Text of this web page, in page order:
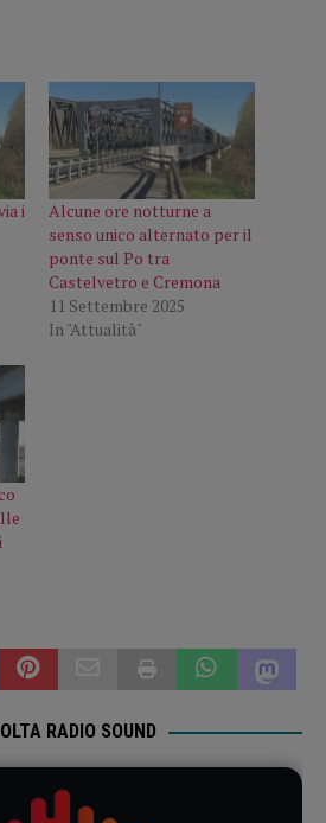
i
Alcune ore notturne a
senso unico alternato per il
ponte sul Po tra
Castelvetro e Cremona
11 Settembre 2025
In "Attualità"
RADIO SOUND